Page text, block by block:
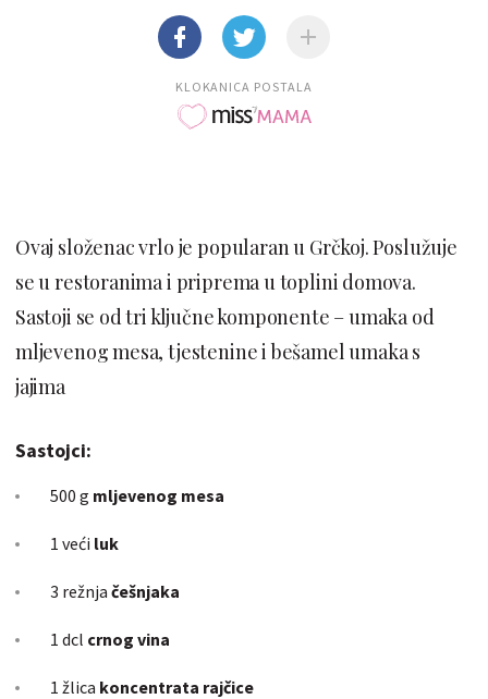
KLOKANICA POSTALA
Ovaj složenac vrlo je popularan u Grčkoj. Poslužuje
se u restoranima i priprema u toplini domova.
Sastoji se od tri ključne komponente – umaka od
mljevenog mesa, tjestenine i bešamel umaka s
jajima
Sastojci:
500 g mljevenog mesa
1 veći luk
3 režnja češnjaka
1 dcl crnog vina
1 žlica koncentrata rajčice